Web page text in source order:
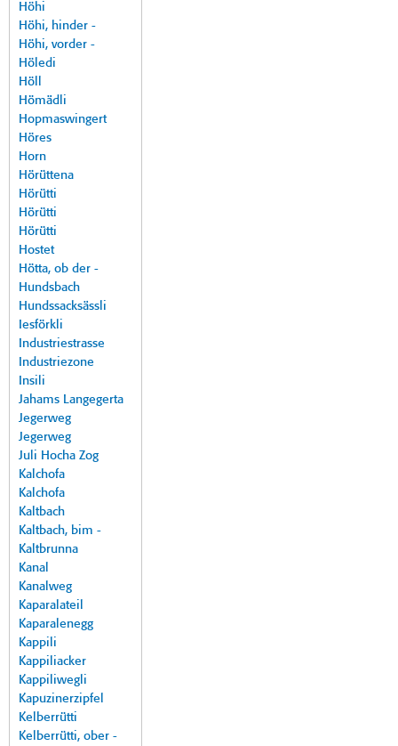
Höhi
Höhi, hinder -
Höhi, vorder -
Höledi
Höll
Hömädli
Hopmaswingert
Höres
Horn
Hörüttena
Hörütti
Hörütti
Hörütti
Hostet
Hötta, ob der -
Hundsbach
Hundssacksässli
Iesförkli
Industriestrasse
Industriezone
Insili
Jahams Langegerta
Jegerweg
Jegerweg
Juli Hocha Zog
Kalchofa
Kalchofa
Kaltbach
Kaltbach, bim -
Kaltbrunna
Kanal
Kanalweg
Kaparalateil
Kaparalenegg
Kappili
Kappiliacker
Kappiliwegli
Kapuzinerzipfel
Kelberrütti
Kelberrütti, ober -